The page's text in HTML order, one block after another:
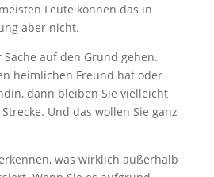
Leute können das in
aber nicht.
Sache auf den Grund gehen.
heimlichen Freund hat oder
dann bleiben Sie vielleicht
Und das wollen Sie ganz
was wirklich außerhalb